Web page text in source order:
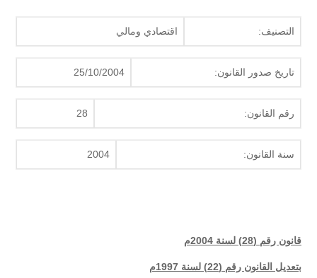
التصنيف: اقتصادي ومالي
تاريخ صدور القانون: 25/10/2004
رقم القانون: 28
سنة القانون: 2004
قانون رقم (28) لسنة 2004م
بتعديل القانون رقم (22) لسنة 1997م